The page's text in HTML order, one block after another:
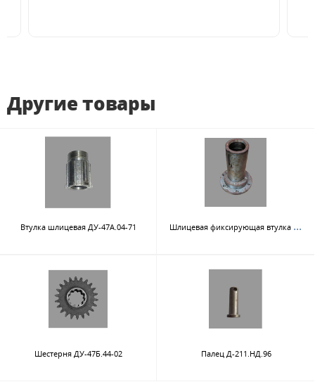
Другие товары
Втулка шлицевая ДУ-47А.04-71 Шли
цевая фиксирующая втулка ДУ-47А-04-62
Шестерня ДУ-47Б.44-02 Палец Д-211.НД.96